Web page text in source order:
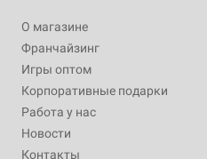
О магазине
Франчайзинг
Игры оптом
Корпоративные подарки
Работа у нас
Новости
Контакты